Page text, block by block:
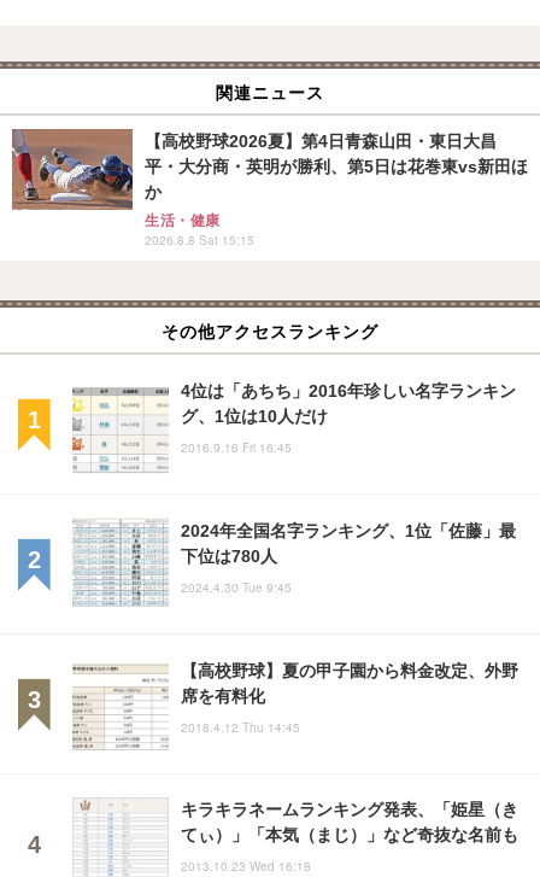
関連ニュース
【高校野球2026夏】第4日青森山田・東日大昌
平・大分商・英明が勝利、第5日は花巻東vs新田ほ
か
生活・健康
2026.8.8 Sat 15:15
その他アクセスランキング
4位は「あちち」2016年珍しい名字ランキン
グ、1位は10人だけ
2016.9.16 Fri 16:45
2024年全国名字ランキング、1位「佐藤」最
下位は780人
2024.4.30 Tue 9:45
【高校野球】夏の甲子園から料金改定、外野
席を有料化
2018.4.12 Thu 14:45
キラキラネームランキング発表、「姫星（き
てぃ）」「本気（まじ）」など奇抜な名前も
2013.10.23 Wed 16:18